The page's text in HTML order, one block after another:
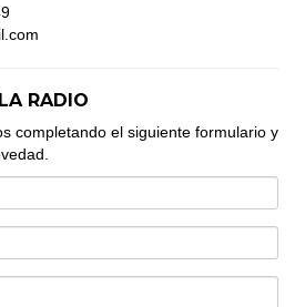
RADIO
completando el siguiente formulario y